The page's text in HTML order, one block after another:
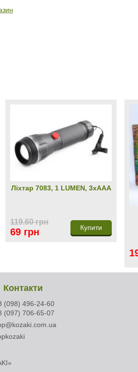
Ліхтар 7083, 1 LUMEN, 3хААА
119.60 грн
69 грн Купити
Контакти
(098) 496-24-60
(097) 706-65-07